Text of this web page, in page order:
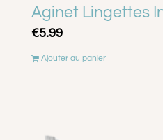
Aginet Lingettes
€5.99
Ajouter au panier